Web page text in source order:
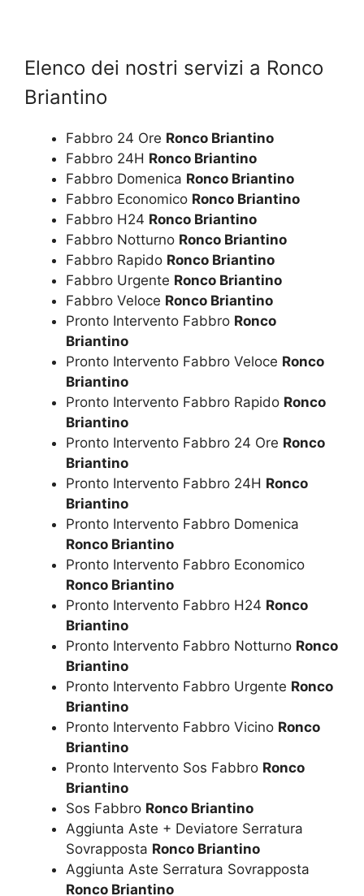
Elenco dei nostri servizi a Ronco
Briantino
Fabbro 24 Ore Ronco Briantino
Fabbro 24H Ronco Briantino
Fabbro Domenica Ronco Briantino
Fabbro Economico Ronco Briantino
Fabbro H24 Ronco Briantino
Fabbro Notturno Ronco Briantino
Fabbro Rapido Ronco Briantino
Fabbro Urgente Ronco Briantino
Fabbro Veloce Ronco Briantino
Pronto Intervento Fabbro Ronco
Briantino
Pronto Intervento Fabbro Veloce Ronco
Briantino
Pronto Intervento Fabbro Rapido Ronco
Briantino
Pronto Intervento Fabbro 24 Ore Ronco
Briantino
Pronto Intervento Fabbro 24H Ronco
Briantino
Pronto Intervento Fabbro Domenica
Ronco Briantino
Pronto Intervento Fabbro Economico
Ronco Briantino
Pronto Intervento Fabbro H24 Ronco
Briantino
Pronto Intervento Fabbro Notturno Ronco
Briantino
Pronto Intervento Fabbro Urgente Ronco
Briantino
Pronto Intervento Fabbro Vicino Ronco
Briantino
Pronto Intervento Sos Fabbro Ronco
Briantino
Sos Fabbro Ronco Briantino
Aggiunta Aste + Deviatore Serratura
Sovrapposta Ronco Briantino
Aggiunta Aste Serratura Sovrapposta
Ronco Briantino